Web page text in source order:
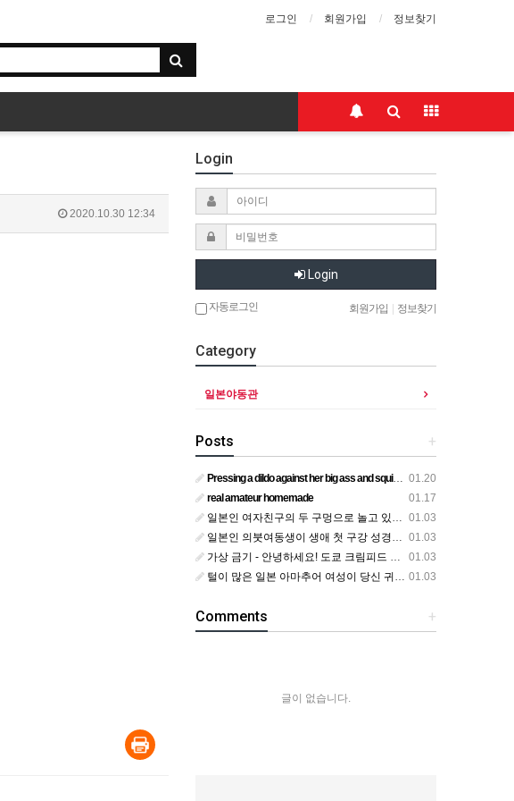
로그인 회원가입 정보찾기
2020.10.30 12:34
Login
Login
자동로그인 회원가입 정보찾기
Category
일본야동관
+
Posts
01.20
Pressing a dildo against her big ass and squirting from below
01.17
real amateur homemade
01.03
일본인 여자친구의 두 구멍으로 놀고 있어요
01.03
일본인 의붓여동생이 생애 첫 구강 성경험을 공개하다
01.03
가상 금기 - 안녕하세요! 도쿄 크림피드 시엘에서
01.03
털이 많은 일본 아마추어 여성이 당신 귀에 대고 신음하며 자위합니다. 그녀가 오르가즘에 도달하는 모습을 보세요?
+
Comments
글이 없습니다.